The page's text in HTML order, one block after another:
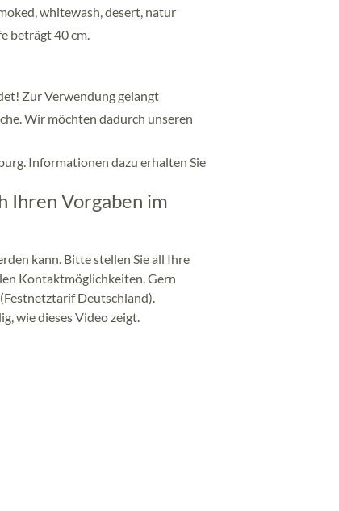
whitewash, desert, natur
beträgt 40 cm.
Zur Verwendung gelangt
Wir möchten dadurch unseren
Informationen dazu erhalten Sie
Ihren Vorgaben im
kann. Bitte stellen Sie all Ihre
Kontaktmöglichkeiten. Gern
Deutschland).
wie dieses Video zeigt.